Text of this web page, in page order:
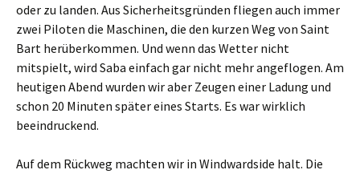
oder zu landen. Aus Sicherheitsgründen fliegen auch immer
zwei Piloten die Maschinen, die den kurzen Weg von Saint
Bart herüberkommen. Und wenn das Wetter nicht
mitspielt, wird Saba einfach gar nicht mehr angeflogen. Am
heutigen Abend wurden wir aber Zeugen einer Ladung und
schon 20 Minuten später eines Starts. Es war wirklich
beeindruckend.
Auf dem Rückweg machten wir in Windwardside halt. Die